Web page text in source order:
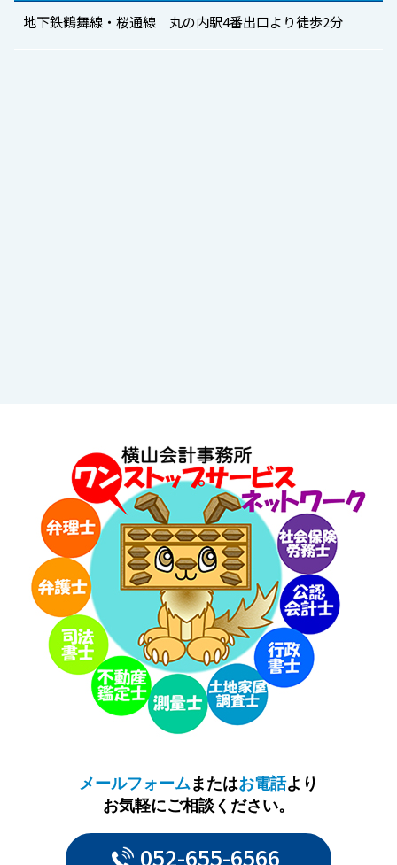
地下鉄鶴舞線・桜通線 丸の内駅4番出口より徒歩2分
メールフォームまたはお電話より
お気軽にご相談ください。
052-655-6566